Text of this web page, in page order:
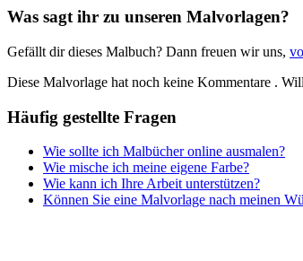
Märchen und Feen
Sport
Teddys und Pferde
Tiere und Natur
Was sagt ihr zu unseren Malvorlagen?
Gefällt dir dieses Malbuch? Dann freuen wir uns,
Diese Malvorlage hat noch keine Kommentare .
Häufig gestellte Fragen
Wie sollte ich Malbücher online ausmalen?
Wie mische ich meine eigene Farbe?
Wie kann ich Ihre Arbeit unterstützen?
Können Sie eine Malvorlage nach meinen